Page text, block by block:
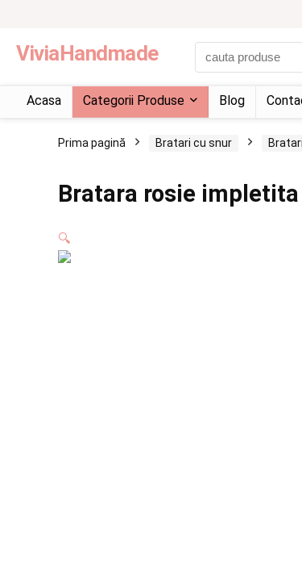
ViviaHandmade
Acasa Categorii Produse Blog
Prima pagină Bratari cu snur
Bratara rosie
🔍